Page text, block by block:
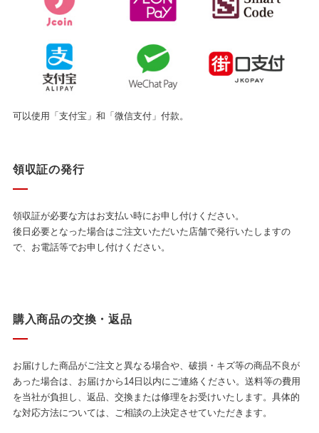
可以使用「支付宝」和「微信支付」付款。
領収証の発行
領収証が必要な方はお支払い時にお申し付けください。
後日必要となった場合はご注文いただいた店舗で発行いたしますの
で、お電話等でお申し付けください。
購入商品の交換・返品
お届けした商品がご注文と異なる場合や、破損・キズ等の商品不良が
あった場合は、お届けから14日以内にご連絡ください。送料等の費用
を当社が負担し、返品、交換または修理をお受けいたします。具体的
な対応方法については、ご相談の上決定させていただきます。